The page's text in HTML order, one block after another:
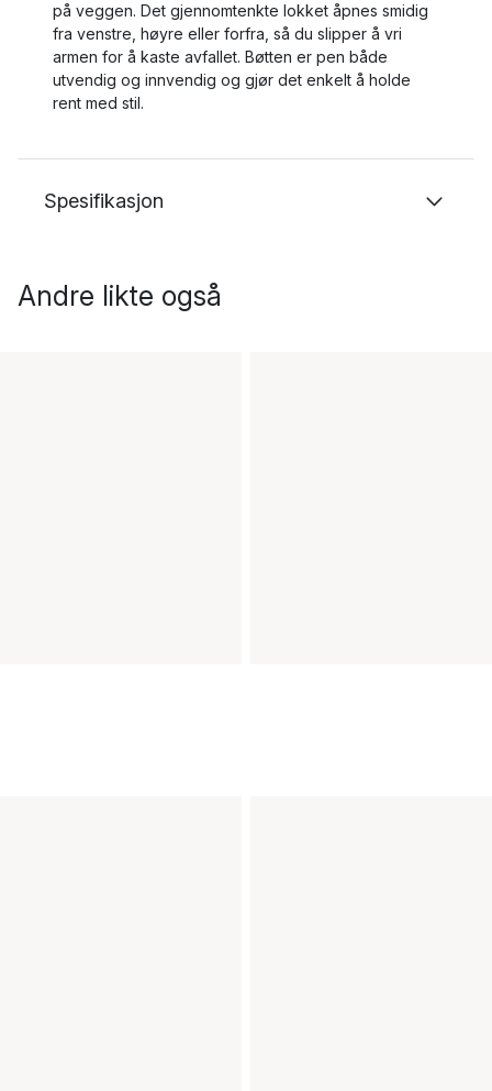
på veggen. Det gjennomtenkte lokket åpnes smidig
fra venstre, høyre eller forfra, så du slipper å vri
armen for å kaste avfallet. Bøtten er pen både
utvendig og innvendig og gjør det enkelt å holde
rent med stil.
Spesifikasjon
Andre likte også